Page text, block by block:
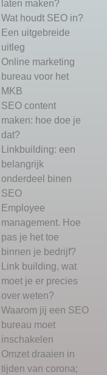
laten maken?
Wat houdt SEO in?
Een uitgebreide
uitleg
Online marketing
bureau voor het
MKB
SEO content
maken: hoe doe je
dat?
Linkbuilding: een
belangrijk
onderdeel binen
SEO
Employee
management. Hoe
pas je het toe
binnen je bedrijf?
Link building, wat
moet je er precies
over weten?
Waarom jij een SEO
bureau moet
inschakelen
Omzet draaien in
tijden van corona;